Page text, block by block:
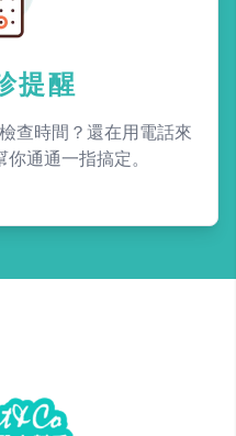
提醒
查時間？還在用電話來
通通一指搞定。